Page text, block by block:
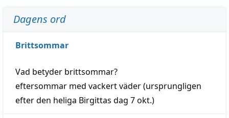
Dagens ord
Brittsommar
Vad betyder brittsommar?
eftersommar med vackertväder(ursprungligen
efter den heliga Birgittas dag 7 okt.)